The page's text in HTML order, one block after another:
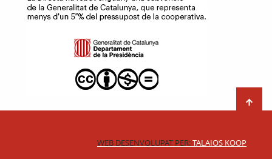
WEB DESENVOLUPAT PER:TALAIOS KOOP